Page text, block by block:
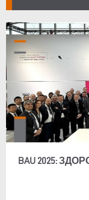
BAU 2025: